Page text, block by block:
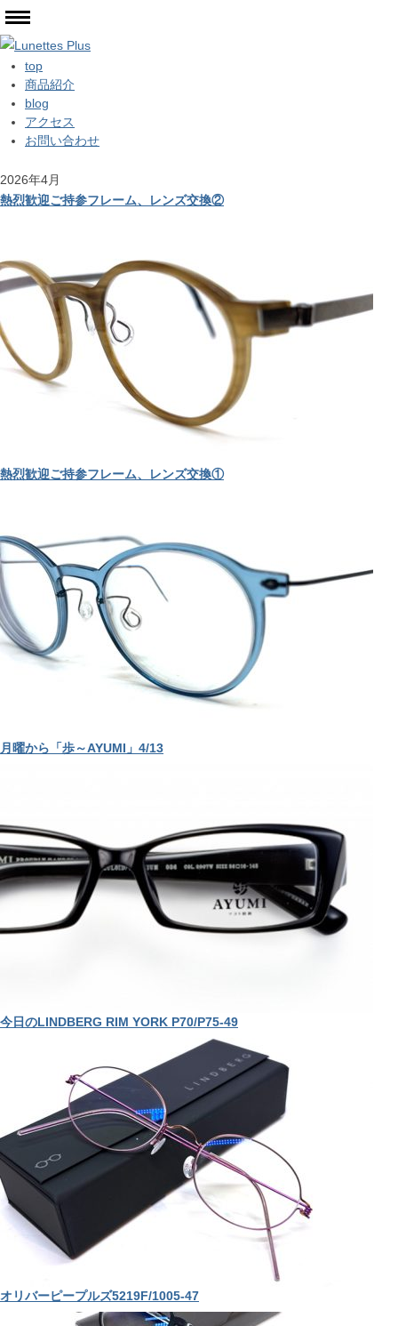
top
商品紹介
blog
アクセス
お問い合わせ
2026年4月
熱烈歓迎ご持参フレーム、レンズ交換②
熱烈歓迎ご持参フレーム、レンズ交換①
月曜から「歩～AYUMI」4/13
今日のLINDBERG RIM YORK P70/P75-49
オリバーピープルズ5219F/1005-47